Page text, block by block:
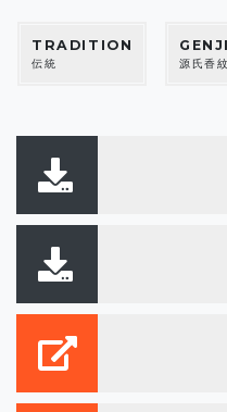
TRADITION
伝統 源氏香紋